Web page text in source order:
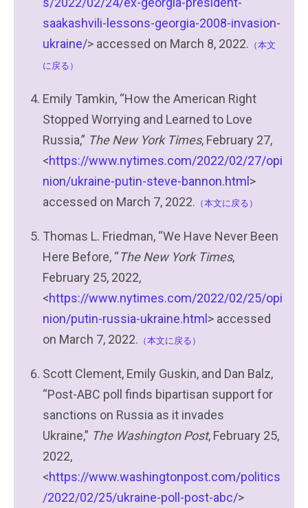
saakashvili-lessons-georgia-2008-invasion-
ukraine/> accessed on March 8, 2022. （本文
に戻る）
Emily Tamkin, “How the American Right
Stopped Worrying and Learned to Love
Russia,” The New York Times, February 27,
<https://www.nytimes.com/2022/02/27/opi
nion/ukraine-putin-steve-bannon.html >
accessed on March 7, 2022. （本文に戻る）
Thomas L. Friedman, “We Have Never Been
Here Before, “The New York Times,
February 25, 2022,
<https://www.nytimes.com/2022/02/25/opi
nion/putin-russia-ukraine.html > accessed
on March 7, 2022. （本文に戻る）
Scott Clement, Emily Guskin, and Dan Balz,
“Post-ABC poll finds bipartisan support for
sanctions on Russia as it invades
Ukraine,” The Washington Post, February 25,
2022,
<https://www.washingtonpost.com/politics
/2022/02/25/ukraine-poll-post-abc/>